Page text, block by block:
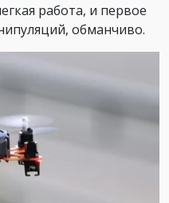
работа, и первое
обманчиво.